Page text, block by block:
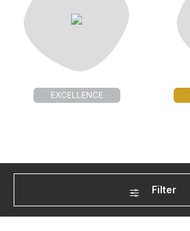
EXCELLENCE
Filter